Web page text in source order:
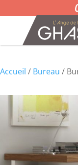
Accueil / Bureau /